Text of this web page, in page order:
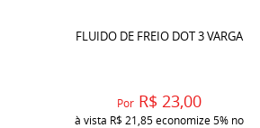
FLUIDO DE FREIO DOT 3 VARGA
Por R$ 23,00
à vista R$ 21,85economize5% no